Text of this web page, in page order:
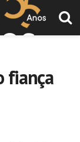
fiança